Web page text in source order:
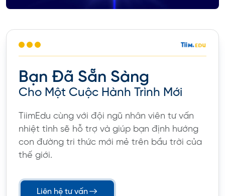
Bạn Đã Sẵn Sàng
Cho Một Cuộc Hành Trình Mới
TiimEdu cùng với đội ngũ nhân viên tư vấn
nhiệt tình sẽ hỗ trợ và giúp bạn định hướng
con đường tri thức mới mẻ trên bầu trời của
thế giới.
Liên hệ tư vấn